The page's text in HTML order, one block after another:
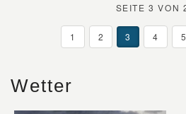
SEITE 3 VON
1 2 3 4 5
Wetter